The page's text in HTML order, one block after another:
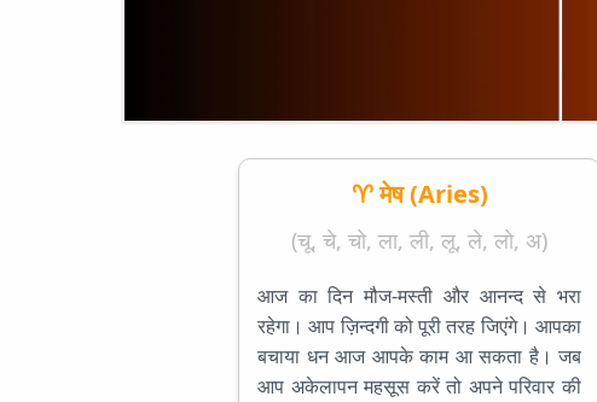
♈ मेष (Aries)
(चू, चे, चो, ला, ली, लू, ले, लो, अ)
आज का दिन मौज-मस्ती और आनन्द से भरा
रहेगा। आप ज़िन्दगी को पूरी तरह जिएंगे। आपका
बचाया धन आज आपके काम आ सकता है। जब
आप अकेलापन महसूस करें तो अपने परिवार की